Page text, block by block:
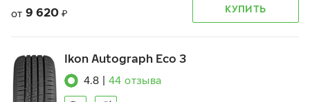
от 9 620 ₽ КУПИТЬ
Ikon Autograph Eco 3
4.8 44 отзыва